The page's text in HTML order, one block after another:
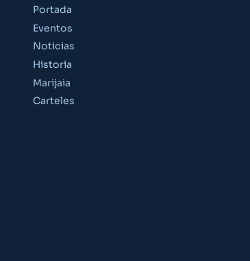
Portada
Eventos
Noticias
Historia
Marijaia
Carteles